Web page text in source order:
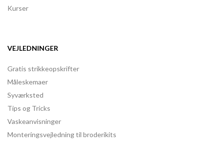
Kurser
VEJLEDNINGER
Gratis strikkeopskrifter
Måleskemaer
Syværksted
Tips og Tricks
Vaskeanvisninger
Monteringsvejledning til broderikits